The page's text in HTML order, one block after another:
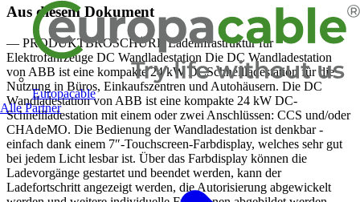
Europacable
Alle Partner
Aus diesem Dokument
— PRODUKTBROSCHÜRE Ladeinfrastruktur für
Elektrofahrzeuge DC Wandladestation Die DC Wandladestation
von ABB ist eine kompakte 24 kW DCSchnell­ladestation für die
Nutzung in ­Büros, Einkaufszentren und ­Autohäusern. Die DC
Wandladestation von ABB ist eine kompakte 24 kW DC-
Schnellladestation mit einem oder zwei Anschlüssen: CCS und/oder
CHAdeMO. Die Bedienung der Wandladestation ist denkbar ­
einfach dank einem 7″-Touchscreen-­Farbdisplay, welches sehr gut
bei jedem Licht lesbar ist. Über das Farbdisplay können die
Ladevorgänge gestartet und beendet werden, kann der
Ladefortschritt angezeigt werden, die Autorisierung abgewickelt